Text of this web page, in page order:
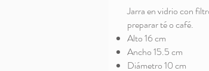
Jarra en vidrio con
preparar té o café.
Alto 16 cm
Ancho 15.5 cm
Diámetro 10 cm